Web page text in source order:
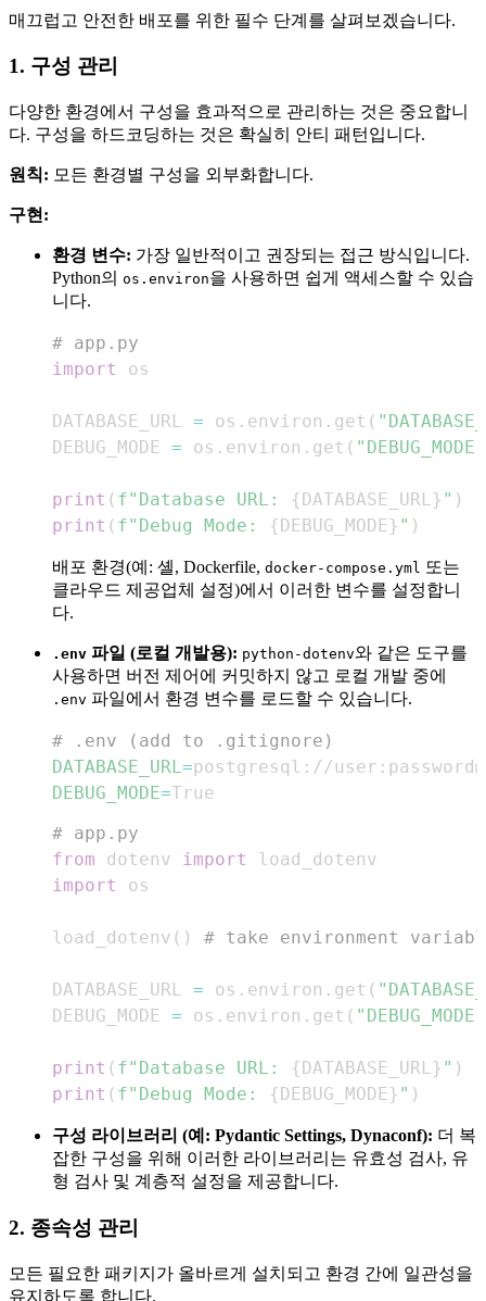
매끄럽고 안전한 배포를 위한 필수 단계를 살펴보겠습니다.
1. 구성 관리
다양한 환경에서 구성을 효과적으로 관리하는 것은 중요합니
다. 구성을 하드코딩하는 것은 확실히 안티 패턴입니다.
원칙: 모든 환경별 구성을 외부화합니다.
구현:
환경 변수: 가장 일반적이고 권장되는 접근 방식입니다.
Python의 os.environ을 사용하면 쉽게 액세스할 수 있습
니다.
# app.py
import
DATABASE_URL = os . environ . get (
DEBUG_MODE = os . environ . get ( "DEBUG_MODE"
print ( f"Database URL: {DATABASE_URL} " )
print ( f"Debug Mode: {DEBUG_MODE} " )
배포 환경(예: 셸, Dockerfile, docker-compose.yml 또는
클라우드 제공업체 설정)에서 이러한 변수를 설정합니
다.
.env 파일 (로컬 개발용): python-dotenv와 같은 도구를
사용하면 버전 제어에 커밋하지 않고 로컬 개발 중에
.env 파일에서 환경 변수를 로드할 수 있습니다.
# .env (add to .gitignore)
DATABASE_URL=
DEBUG_MODE=True
# app.py
from dotenv import
import
load_dotenv ( ) # take environment
DATABASE_URL = os . environ . get (
DEBUG_MODE = os . environ . get ( "DEBUG_MODE"
print ( f"Database URL: {DATABASE_URL} " )
print ( f"Debug Mode: {DEBUG_MODE} " )
구성 라이브러리 (예: Pydantic Settings, Dynaconf): 더 복
잡한 구성을 위해 이러한 라이브러리는 유효성 검사, 유
형 검사 및 계층적 설정을 제공합니다.
2. 종속성 관리
모든 필요한 패키지가 올바르게 설치되고 환경 간에 일관성을
유지하도록 합니다.